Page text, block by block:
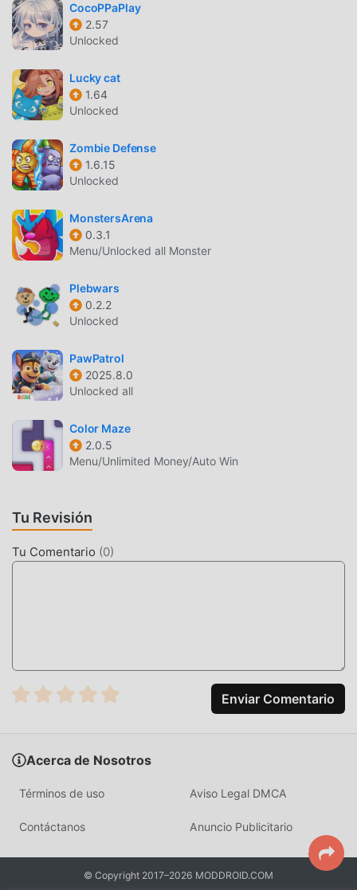
de fanáticos en todo el mundo. A diferencia de los juegos
tradicionales de casual , en [GP]New島唄30, solo necesitas
pasar por el tutorial para principiantes, por lo que puedes
comenzar fácilmente todo el juego y disfrutar de la alegría
que brinda el clásico casual juegos [GP]New島唄30 1.8.0.
Al mismo tiempo, moddroid ha creado especialmente una
que le permite comunicarse y compartir con todos los
amantes de los juegos de la casual de todo el mundo.
¿Qué está esperando? Únase a moddroid y disfrute del
HERMOSA PANTALLA
唄30 tiene un estilo artístico único, y sus gráficos, mapas y
personajes de alta calidad hacen que [GP]New島唄30
atraiga a muchos casual fanáticos, y en comparación con
los juegos tradicionales de casual , [GP]New島唄30 1.8.0
ha adoptado un motor virtual actualizado y ha realizado
mejoras audaces. Con tecnología más avanzada, la
experiencia de pantalla del juego ha mejorado mucho.
Mientras conserva el estilo original de casual , mejora al
máximo la experiencia sensorial del usuario, y hay muchos
tipos diferentes de teléfonos móviles apk con excelente
felicidad que trae [GP]New島唄30 1.8.0
MODIFICACIÓN ÚNICA
tiempo, el proceso de acumulación será inevitablemente
hace que la gente se sienta cansada, pero ahora, la
aparición de mods ha reescrito esta situación. Aquí, no
ayudarlo fácilmente a omitir este proceso, lo que lo ayuda
Simplemente haz clic en el botón de descarga para instalar
la aplicación moddroid, puede descargar directamente la
versión de mod gratuita [GP]New島唄30 1.8.0 en el
CocoPPaPlay
2.57
Unlocked
Lucky cat
1.64
Unlocked
Zombie Defense
1.6.15
Unlocked
MonstersArena
0.3.1
Menu/Unlocked all Monster
Plebwars
0.2.2
Unlocked
PawPatrol
2025.8.0
Unlocked all
Color Maze
2.0.5
Menu/Unlimited Money/Auto Win
Tu Revisión
Tu Comentario (0)
Enviar Comentario
Acerca de Nosotros
Términos de uso Aviso Legal DMCA
Contáctanos Anuncio Publicitario
© Copyright 2017–2026 MODDROID.COM